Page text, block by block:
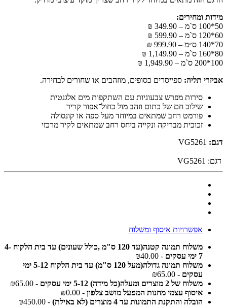
מידות ומחירים:
50*100 ס`מ – 349.90 ₪
60*120 ס`מ – 599.90 ₪
70*140 ס״מ – 999.90 ₪
80*160 ס`מ – 1,149.90 ₪
100*200 ס`מ – 1,949.90 ₪
אביזרי תליה: ספייסרים כסופים, מוזהבים או שחורים לבחירה.
סירות מפרש צבעוניות עם השתקפות מים אלגנטית
שילוב חם של כתום וזהב מול כחול־אפור קריר
פורמט רחב שמתאים במיוחד מעל ספה או קונסולה
זכוכית מבריקה ונקייה ביחס רחב שמתאים לקיר מרכזי
דגם:
דגם: VG5261
אפשרויות איסוף ומשלוח
משלוח תמונה קטנה(עד 120 ס"מ ,כולל שעונים) עד בית הלקוח 4-
7 ימי עסקים
- ₪40.00
משלוח תמונה גדולה(מעל 120 ס"מ) עד בית הלקוח 5-12 ימי
עסקים - ₪65.00
משלוח של 2 מוצרים ומעלה(כל מידה) 5-12 ימי עסקים
- ₪65.00
איסוף עצמי מחנות המפעל מושב צלפון - ₪0.00
הובלה והתקנת התמונות עד 4 מוצרים (לא באילת)
- ₪450.00